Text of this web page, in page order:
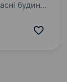
будинки